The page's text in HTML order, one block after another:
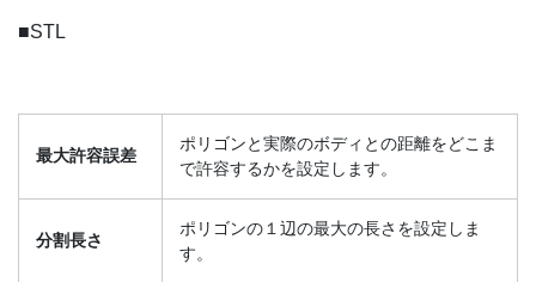
■STL
最大許容誤差
ポリゴンと実際のボディとの距離をどこま
で許容するかを設定します。
分割長さ
ポリゴンの１辺の最大の長さを設定しま
す。